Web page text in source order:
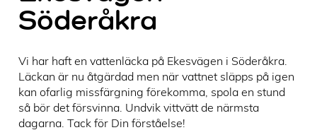
Söderåkra
Vi har haft en vattenläcka på Ekesvägen i Söderåkra.
Läckan är nu åtgärdad men när vattnet släpps på igen
kan ofarlig missfärgning förekomma, spola en stund
så bör det försvinna. Undvik vittvätt de närmsta
dagarna. Tack för Din förståelse!